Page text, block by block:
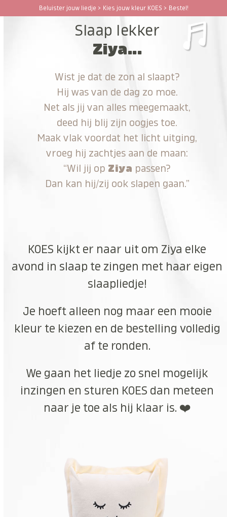
Beluister jouw liedje > Kies jouw kleur KOES > Bestel!
Open
Close
Slaap lekker
Ziya...
Wist je dat de zon al slaapt?
Hij was van de dag zo moe.
Net als jij van alles meegemaakt,
deed hij blij zijn oogjes toe.
Maak vlak voordat het licht uitging,
vroeg hij zachtjes aan de maan:
“Wil jij op Ziya passen?
Dan kan hij/zij ook slapen gaan.”
KOES kijkt er naar uit om Ziya elke
avond in slaap te zingen met haar eigen
slaapliedje!
Je hoeft alleen nog maar een mooie
kleur te kiezen en de bestelling volledig
af te ronden.
We gaan het liedje zo snel mogelijk
inzingen en sturen KOES dan meteen
naar je toe als hij klaar is. ❤️